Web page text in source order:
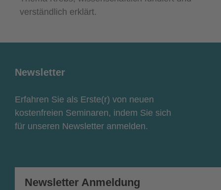
verständlich erklärt.
Newsletter
Erfahren Sie als Erste(r) von neuen
kostenfreien Seminaren, indem Sie sich
für unseren Newsletter anmelden.
Newsletter Anmeldung